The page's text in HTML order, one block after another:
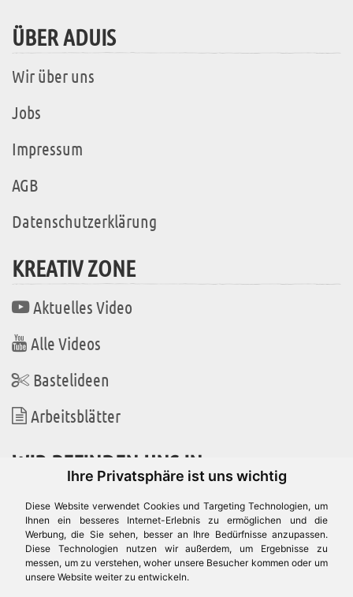
Ihre Privatsphäre ist uns wichtig
Diese Website verwendet Cookies und Targeting Technologien, um
Ihnen ein besseres Internet-Erlebnis zu ermöglichen und die
Werbung, die Sie sehen, besser an Ihre Bedürfnisse anzupassen.
Diese Technologien nutzen wir außerdem, um Ergebnisse zu
messen, um zu verstehen, woher unsere Besucher kommen oder um
unsere Website weiter zu entwickeln.
ÜBER ADUIS
Wir über uns
Jobs
Impressum
AGB
Datenschutzerklärung
KREATIV ZONE
Aktuelles Video
Alle Videos
Bastelideen
Arbeitsblätter
WIR BEFINDEN UNS IN
Es gibt uns auch in